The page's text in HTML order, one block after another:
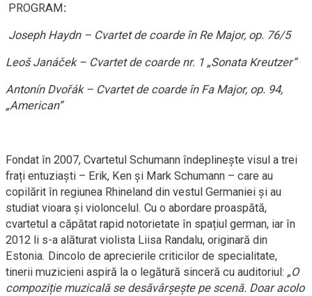
PROGRAM:
Joseph Haydn – Cvartet de coarde în Re Major, op. 76/5
Leoš Janáček – Cvartet de coarde nr. 1 „Sonata Kreutzer”
Antonín Dvořák – Cvartet de coarde în Fa Major, op. 94,
„American”
Fondat în 2007, Cvartetul Schumann îndeplinește visul a trei
frați entuziaști – Erik, Ken și Mark Schumann – care au
copilărit în regiunea Rhineland din vestul Germaniei și au
studiat vioara și violoncelul. Cu o abordare proaspătă,
cvartetul a căpătat rapid notorietate în spațiul german, iar în
2012 li s-a alăturat violista Liisa Randalu, originară din
Estonia. Dincolo de aprecierile criticilor de specialitate,
tinerii muzicieni aspiră la o legătură sinceră cu auditoriul: „O
compoziție muzicală se desăvârșește pe scenă. Doar acolo